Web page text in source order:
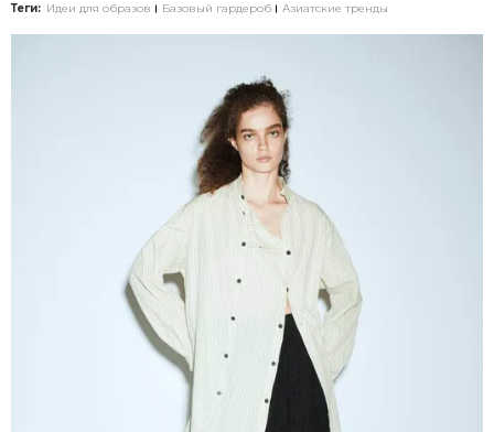
Теги: Идеи для образов Базовый гардероб Азиатские тренды